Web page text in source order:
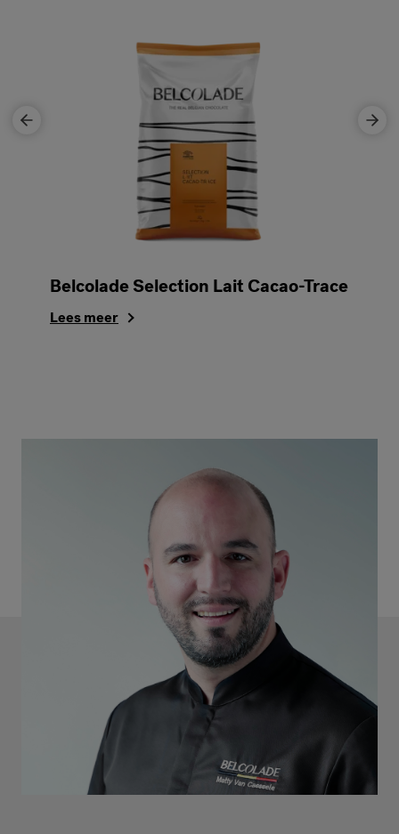
Belcolade Selection Lait Cacao-Trace
Lees meer